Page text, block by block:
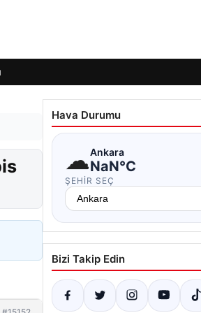
Hava Durumu
☁Ankara
NaN°C
ŞEHIR SEÇ
Bizi Takip Edin